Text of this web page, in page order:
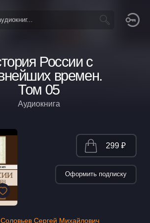
России с
времен.
Том 05
Аудиокнига
Соловьев Сергей Михайлович
299 ₽
Оформить подписку